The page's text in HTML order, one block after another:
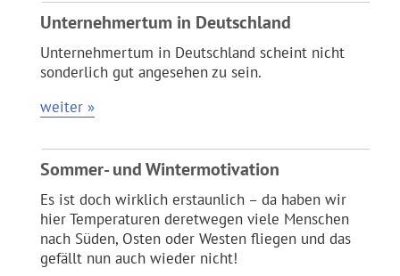
Unternehmertum in Deutschland
Unternehmertum in Deutschland scheint nicht
sonderlich gut angesehen zu sein.
weiter »
Sommer- und Wintermotivation
Es ist doch wirklich erstaunlich – da haben wir
hier Temperaturen deretwegen viele Menschen
nach Süden, Osten oder Westen fliegen und das
gefällt nun auch wieder nicht!